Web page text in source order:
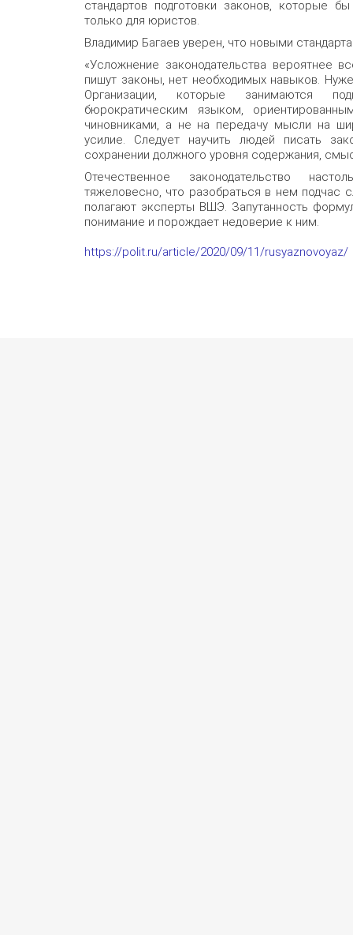
стандартов подготовки законов, которые
только для юристов.
Владимир Багаев уверен, что новыми
«Усложнение законодательства вероятнее
пишут законы, нет необходимых навыков.
Организации, которые занимаются
бюрократическим языком,
чиновниками, а не на передачу мысли на
усилие. Следует научить людей писать
сохранении должного уровня содержания,
Отечественное законодательство
тяжеловесно, что разобраться в нем подчас
полагают эксперты ВШЭ. Запутанность
понимание и порождает недоверие к ним.
https://polit.ru/article/2020/09/11/rusyaznovoyaz/